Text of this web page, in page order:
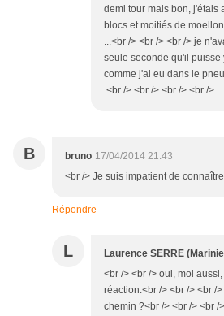
demi tour mais bon, j'étais
blocs et moitiés de
...<br /> <br /> <br /> je
seule seconde qu'il
comme j'ai eu dans le
<br /> <br /> <br /> <br />
B bruno 17/04/2014 21:43
<br /> Je suis impatient de
Répondre
L Laurence SERRE
<br /> <br /> oui, moi
réaction.<br /> <br /> <br /
chemin ?<br /> <br /> <br /